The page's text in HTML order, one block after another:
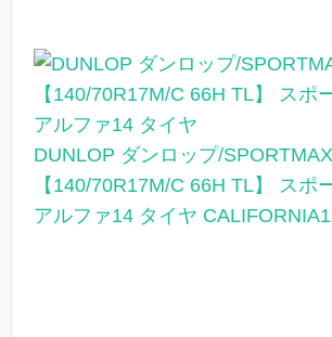
DUNLOP ダンロップ/
【140/70R17M/C 66H TL】 スポ
アルファ14 タイヤ